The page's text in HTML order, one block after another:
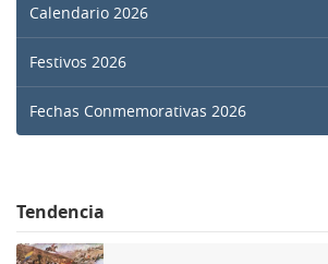
Calendario 2026
Festivos 2026
Fechas Conmemorativas 2026
Tendencia